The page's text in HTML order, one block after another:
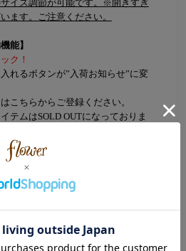
イズ調節が可能です。※開きすぎ
ます。ご注意ください。
能】
ク！
れるボタンが”入荷お知らせ”に変
こちらからご登録ください。
テムはSOLD OUTになっておりま
に入りへ追加！
ユーザーなら
覧からチェック可能に！